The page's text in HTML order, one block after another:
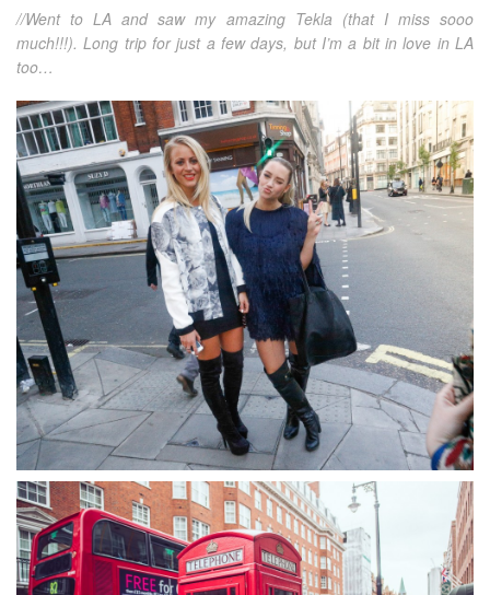
//Went to LA and saw my amazing Tekla (that I miss sooo
much!!!). Long trip for just a few days, but I’m a bit in love in LA
too…